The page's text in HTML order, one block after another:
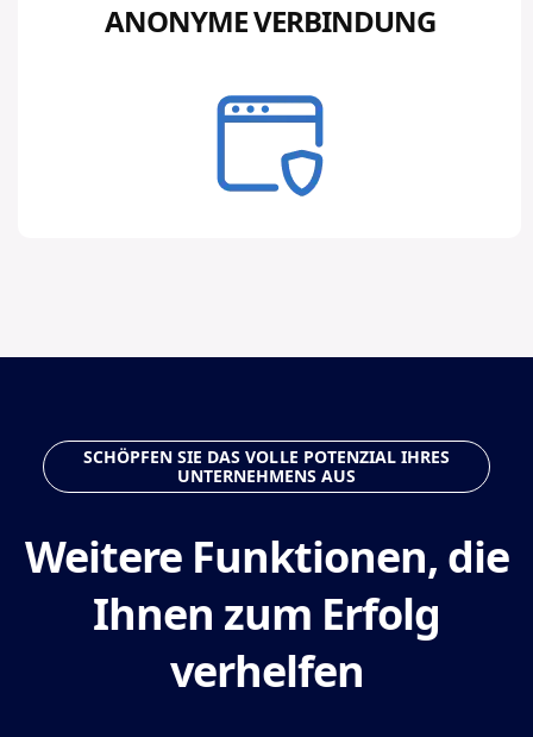
ANONYME VERBINDUNG
SCHÖPFEN SIE DAS VOLLE POTENZIAL IHRES
UNTERNEHMENS AUS
Weitere Funktionen, die
Ihnen zum Erfolg
verhelfen